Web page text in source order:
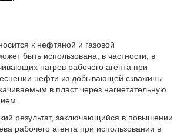
к нефтяной и газовой
быть использована, в частности, в
нагрев рабочего агента при
нефти из добывающей скважины
в пласт через нагнетательную
результат, заключающийся в повышении
рабочего агента при использовании в